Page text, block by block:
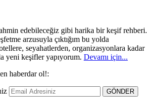
edebileceğiz gibi harika bir keşif rehberi.
arzusuyla çıktığım bu yolda
seyahatlerden, organizasyonlara kadar
yeni keşifler yapıyorum. Devamı için...
haberdar ol!: